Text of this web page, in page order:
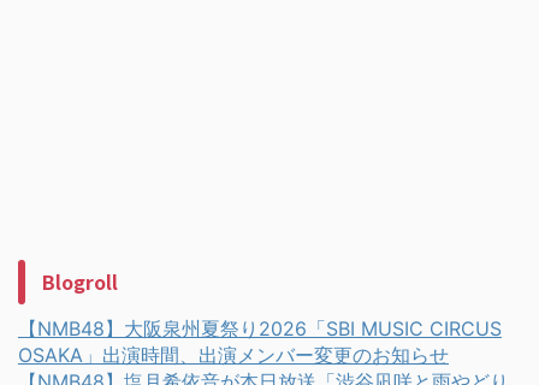
Blogroll
【NMB48】大阪泉州夏祭り2026「SBI MUSIC CIRCUS
OSAKA」出演時間、出演メンバー変更のお知らせ